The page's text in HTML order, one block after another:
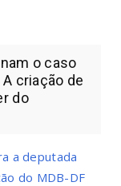
o caso
criação de
do
a deputada
do MDB-DF